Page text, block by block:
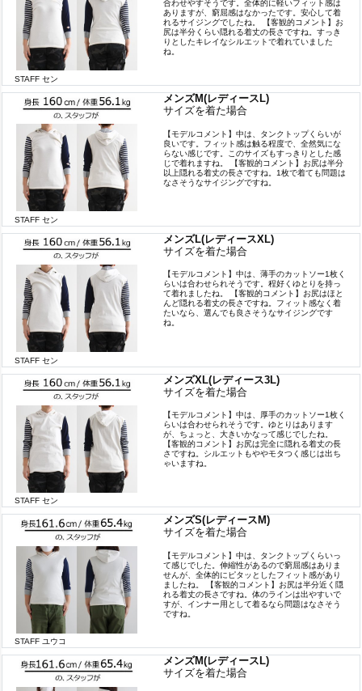
STAFF セン
合わせやすそうです。全体的に軽いフィット感は
ありますが、窮屈感はなかったです。安心して着
れるサイジングでしたね。 【客観的コメント】お
尻は半分くらい隠れる着丈の長さですね。すっき
りとしたキレイなシルエットで着れていました
ね。
メンズM(レディースL)
サイズを着た場合
STAFF セン
【モデルコメント】中は、タンクトップくらいが
良いです。フィット感は触る程度で、全然気にな
らない感じです。このサイズもすっきりとした感
じで着れますね。 【客観的コメント】お尻は半分
以上隠れる着丈の長さですね。1枚で着ても問題は
なさそうなサイジングですね。
メンズL(レディースXL)
サイズを着た場合
STAFF セン
【モデルコメント】中は、薄手のカットソー1枚く
らいは合わせられそうです。程好くゆとりを持っ
て着れましたね。 【客観的コメント】お尻はほと
んど隠れる着丈の長さですね。フィット感なく着
たいなら、選んでも良さそうなサイジングです
ね。
メンズXL(レディース3L)
サイズを着た場合
STAFF セン
【モデルコメント】中は、厚手のカットソー1枚く
らいは合わせられそうです。ゆとりはあります
が、ちょっと、大きいかなって感じでしたね。
【客観的コメント】お尻は完全に隠れる着丈の長
さですね。シルエットもややモタつく感じは出ち
ゃいますね。
メンズS(レディースM)
サイズを着た場合
STAFF ユウコ
【モデルコメント】中は、タンクトップくらいっ
て感じでした。伸縮性があるので窮屈感はありま
せんが、全体的にピタッとしたフィット感があり
ましたね。 【客観的コメント】お尻は半分近く隠
れる着丈の長さですね。体のラインは出やすいで
すが、インナー用として着るなら問題はなさそう
ですね。
メンズM(レディースL)
サイズを着た場合